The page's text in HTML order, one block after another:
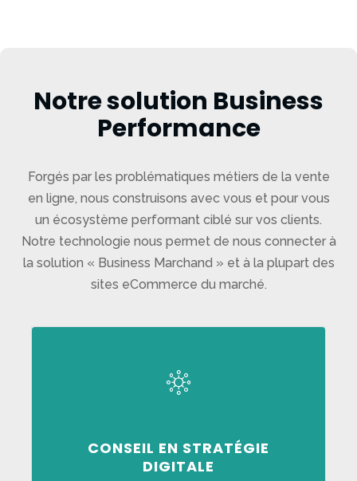
Notre solution Business
Performance
Forgés par les problématiques métiers de la vente
en ligne, nous construisons avec vous et pour vous
un écosystème performant ciblé sur vos clients.
Notre technologie nous permet de nous connecter à
la solution « Business Marchand » et à la plupart des
sites eCommerce du marché.
CONSEIL EN STRATÉGIE
DIGITALE
Une stratégie digitale adaptée pour
structurer votre projet